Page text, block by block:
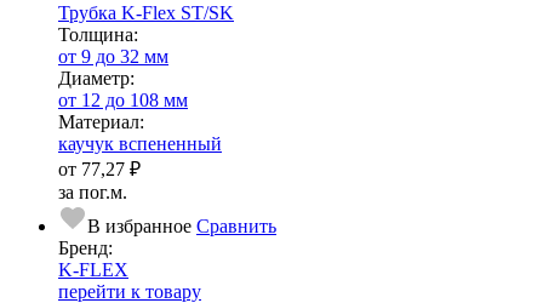
Трубка K-Flex ST/SK
Тол­щи­на:
от 9 до 32 мм
Диаметр:
от 12 до 108 мм
Ма­­те­­ри­­ал:
каучук вспененный
от 77,27 ₽
за пог.м.
В избранное Сравнить
Бренд:
K-FLEX
перейти к товару